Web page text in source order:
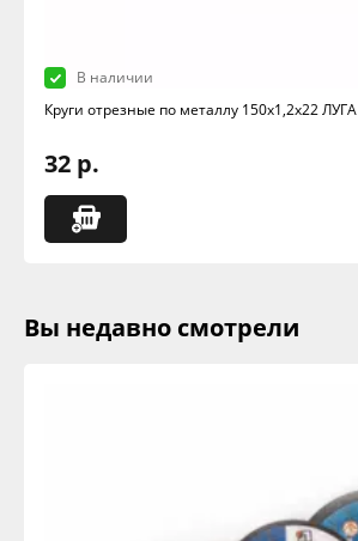
В наличии
Круги отрезные по металлу 150х1,2х22 ЛУГА
32 р.
Вы недавно смотрели